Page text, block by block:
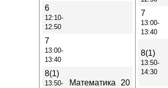
6
12:10-
12:50
7
13:00-
13:40
8(1)
13:50-
Математика 20
7
13:00-
13:40
8(1)
13:50-
14:30